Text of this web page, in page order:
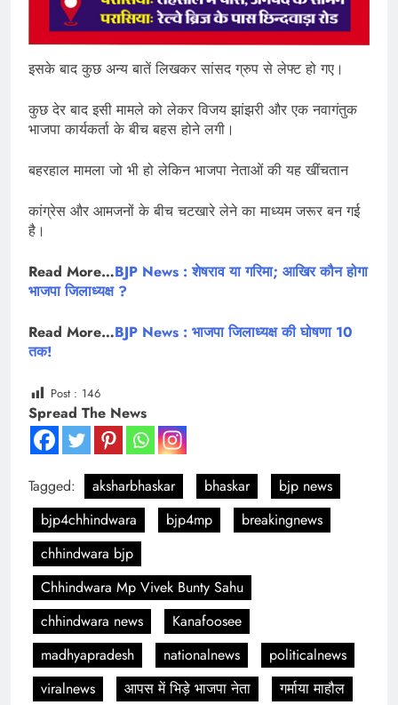
इसके बाद कुछ अन्य बातें लिखकर सांसद ग्रुप से लेफ्ट हो गए।
कुछ देर बाद इसी मामले को लेकर विजय झांझरी और एक नवागंतुक
भाजपा कार्यकर्ता के बीच बहस होने लगी।
बहरहाल मामला जो भी हो लेकिन भाजपा नेताओं की यह खींचतान
कांग्रेस और आमजनों के बीच चटखारे लेने का माध्यम जरूर बन गई
है।
Read More…BJP News : शेषराव या गरिमा; आखिर कौन होगा
भाजपा जिलाध्यक्ष ?
Read More…BJP News : भाजपा जिलाध्यक्ष की घोषणा 10
तक!
Post : 146
Spread The News
Tagged: aksharbhaskar bhaskar
bjp news
bjp4chhindwara
bjp4mp
breakingnews
chhindwara bjp
Chhindwara Mp Vivek Bunty Sahu
chhindwara news
Kanafoosee
madhyapradesh
nationalnews
politicalnews
viralnews
आपस में भिड़े भाजपा नेता
गर्माया माहौल